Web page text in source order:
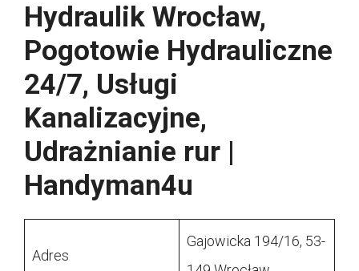
Hydraulik Wrocław,
Pogotowie Hydrauliczne
24/7, Usługi
Kanalizacyjne,
Udrażnianie rur |
Handyman4u
Adres
Gajowicka 194/16, 53-